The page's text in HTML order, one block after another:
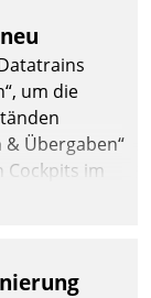
um die
Übergaben“
Cockpits im